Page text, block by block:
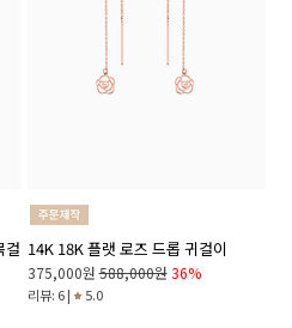
걸 14K 18K 플랫 로즈 드롭 귀걸이
375,000원 588,000원 36%
리뷰: 6 | 5.0